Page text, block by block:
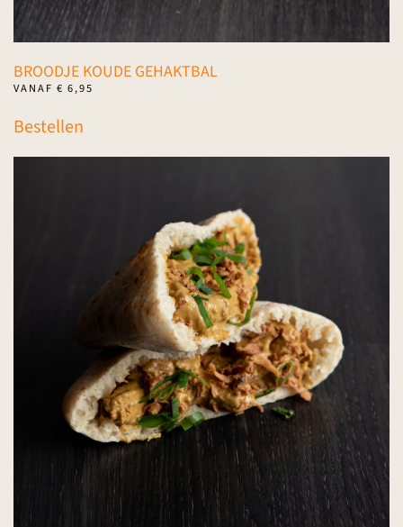
BROODJE KOUDE GEHAKTBAL
VANAF € 6,95
Bestellen
heeft
gekozen
worden
op
de
productpagina